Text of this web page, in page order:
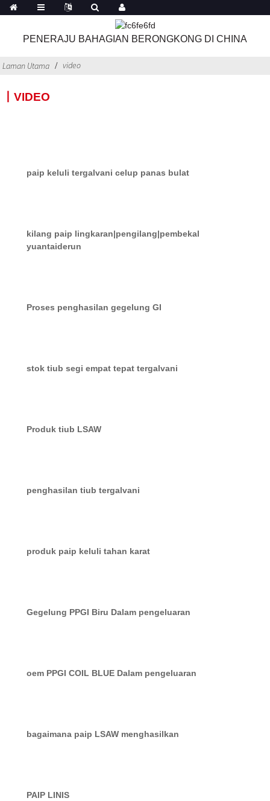
PENERAJU BAHAGIAN BERONGKONG DI CHINA
Laman Utama video
丨VIDEO
paip keluli tergalvani celup panas bulat
kilang paip lingkaran|pengilang|pembekal
yuantaiderun
Proses penghasilan gegelung GI
stok tiub segi empat tepat tergalvani
Produk tiub LSAW
penghasilan tiub tergalvani
produk paip keluli tahan karat
Gegelung PPGI Biru Dalam pengeluaran
oem PPGI COIL BLUE Dalam pengeluaran
bagaimana paip LSAW menghasilkan
PAIP LINIS